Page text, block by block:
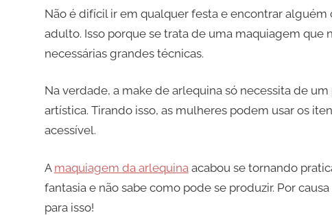
Não é difícil ir em qualquer festa e encontrar alguém
adulto. Isso porque se trata de uma maquiagem que
necessárias grandes técnicas.
Na verdade, a make de arlequina só necessita de
artística. Tirando isso, as mulheres podem usar os
acessível.
A maquiagem da arlequina acabou se tornando
fantasia e não sabe como pode se produzir. Por
para isso!